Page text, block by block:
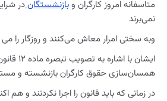
متاسفانه امروز کارگران وبازنشستگاندر
نمی‌برند
وبه سختی امرار معاش می‌کنند و روزگار را می
ایشان با
همسان‌سازی حقوق کارگران بازنشسته و
در زمانی که باید قانون را اجرا نکردنند و